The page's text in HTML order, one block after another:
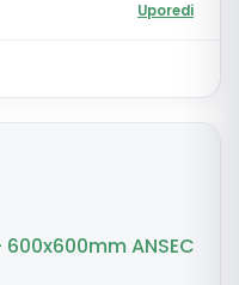
Uporedi